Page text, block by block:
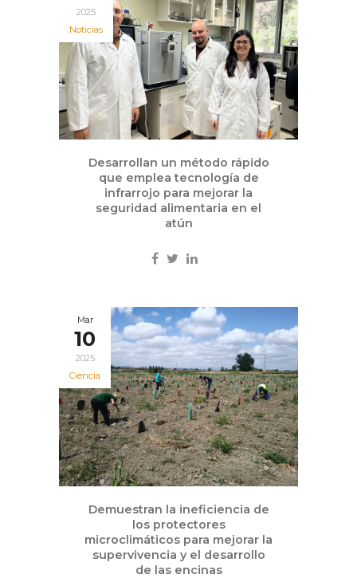
2025
Noticias
Desarrollan un método rápido
que emplea tecnología de
infrarrojo para mejorar la
seguridad alimentaria en el
atún
Mar
10
2025
Ciencia
Demuestran la ineficiencia de
los protectores
microclimáticos para mejorar la
supervivencia y el desarrollo
de las encinas